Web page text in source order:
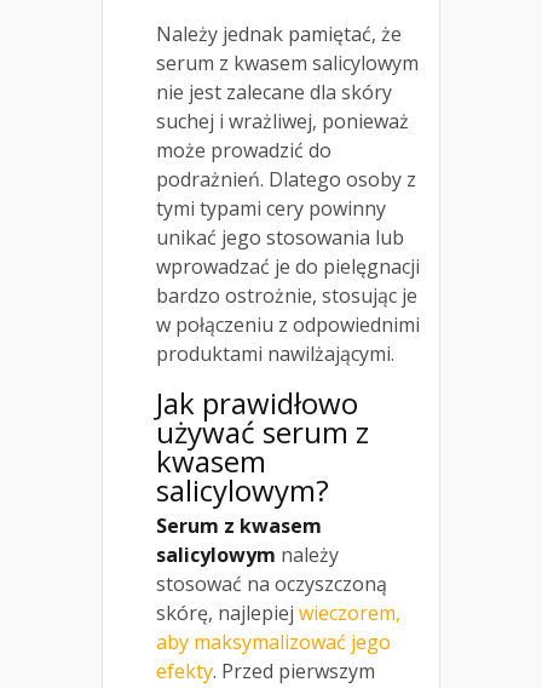
Należy jednak pamiętać, że
serum z kwasem salicylowym
nie jest zalecane dla skóry
suchej i wrażliwej, ponieważ
może prowadzić do
podrażnień. Dlatego osoby z
tymi typami cery powinny
unikać jego stosowania lub
wprowadzać je do pielęgnacji
bardzo ostrożnie, stosując je
w połączeniu z odpowiednimi
produktami nawilżającymi.
Jak prawidłowo
używać serum z
kwasem
salicylowym?
Serum z kwasem
salicylowym należy
stosować na oczyszczoną
skórę, najlepiej wieczorem,
aby maksymalizować jego
efekty. Przed pierwszym